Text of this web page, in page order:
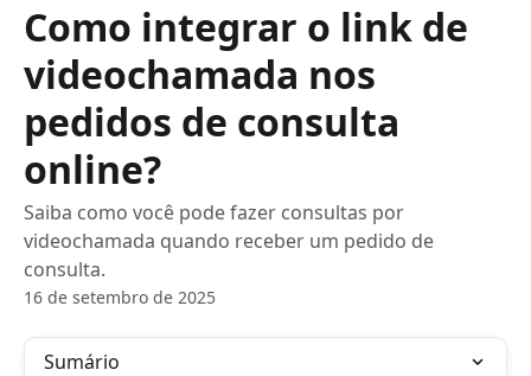
Como integrar o link de
videochamada nos
pedidos de consulta
online?
Saiba como você pode fazer consultas por
videochamada quando receber um pedido de
consulta.
16 de setembro de 2025
Sumário